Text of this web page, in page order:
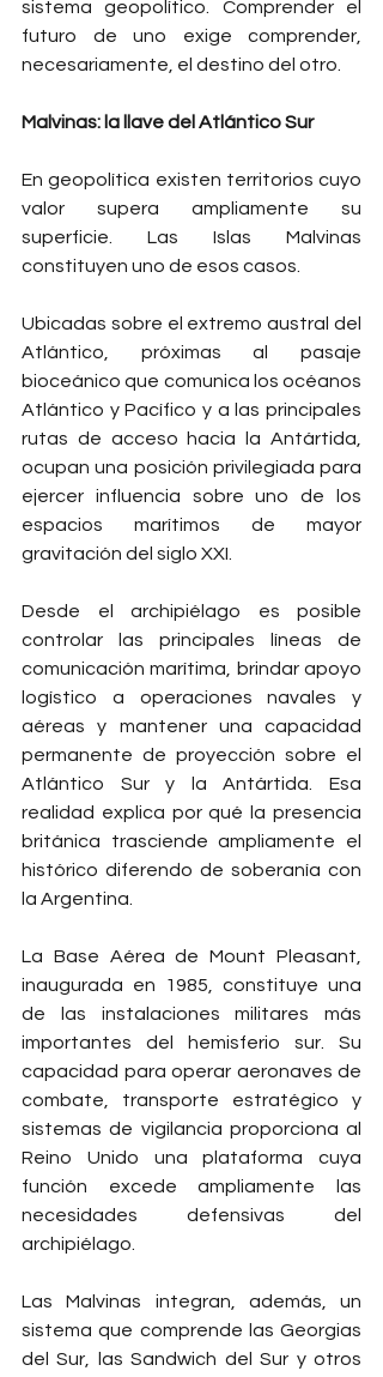
sistema geopolítico. Comprender el
futuro de uno exige comprender,
necesariamente, el destino del otro.
Malvinas: la llave del Atlántico Sur
En geopolítica existen territorios cuyo
valor supera ampliamente su
superficie. Las Islas Malvinas
constituyen uno de esos casos.
Ubicadas sobre el extremo austral del
Atlántico, próximas al pasaje
bioceánico que comunica los océanos
Atlántico y Pacífico y a las principales
rutas de acceso hacia la Antártida,
ocupan una posición privilegiada para
ejercer influencia sobre uno de los
espacios marítimos de mayor
gravitación del siglo XXI.
Desde el archipiélago es posible
controlar las principales líneas de
comunicación marítima, brindar apoyo
logístico a operaciones navales y
aéreas y mantener una capacidad
permanente de proyección sobre el
Atlántico Sur y la Antártida. Esa
realidad explica por qué la presencia
británica trasciende ampliamente el
histórico diferendo de soberanía con
la Argentina.
La Base Aérea de Mount Pleasant,
inaugurada en 1985, constituye una
de las instalaciones militares más
importantes del hemisferio sur. Su
capacidad para operar aeronaves de
combate, transporte estratégico y
sistemas de vigilancia proporciona al
Reino Unido una plataforma cuya
función excede ampliamente las
necesidades defensivas del
archipiélago.
Las Malvinas integran, además, un
sistema que comprende las Georgias
del Sur, las Sandwich del Sur y otros